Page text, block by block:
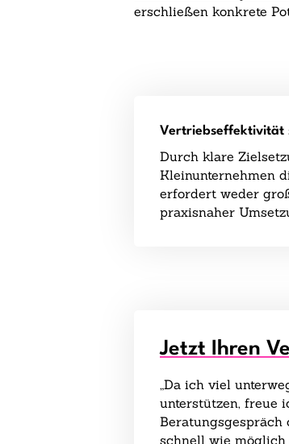
erschließen konkrete
Vertriebseffektivität
Durch klare
Kleinunternehmen
erfordert weder
praxisnaher
Jetzt Ihren
„Da ich viel
unterstützen, freue
schnell wie möglich